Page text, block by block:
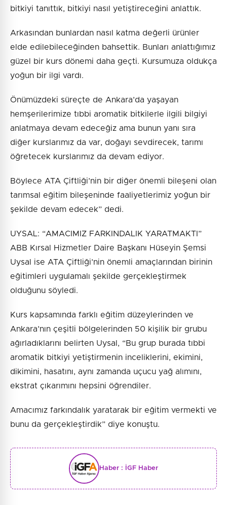
bitkiyi tanıttık, bitkiyi nasıl yetiştireceğini anlattık.
Arkasından bunlardan nasıl katma değerli ürünler
elde edilebileceğinden bahsettik. Bunları anlattığımız
güzel bir kurs dönemi daha geçti. Kursumuza oldukça
yoğun bir ilgi vardı.
Önümüzdeki süreçte de Ankara’da yaşayan
hemşerilerimize tıbbi aromatik bitkilerle ilgili bilgiyi
anlatmaya devam edeceğiz ama bunun yanı sıra
diğer kurslarımız da var, doğayı sevdirecek, tarımı
öğretecek kurslarımız da devam ediyor.
Böylece ATA Çiftliği’nin bir diğer önemli bileşeni olan
tarımsal eğitim bileşeninde faaliyetlerimiz yoğun bir
şekilde devam edecek” dedi.
UYSAL: “AMACIMIZ FARKINDALIK YARATMAKTI”
ABB Kırsal Hizmetler Daire Başkanı Hüseyin Şemsi
Uysal ise ATA Çiftliği’nin önemli amaçlarından birinin
eğitimleri uygulamalı şekilde gerçekleştirmek
olduğunu söyledi.
Kurs kapsamında farklı eğitim düzeylerinden ve
Ankara’nın çeşitli bölgelerinden 50 kişilik bir grubu
ağırladıklarını belirten Uysal, “Bu grup burada tıbbi
aromatik bitkiyi yetiştirmenin inceliklerini, ekimini,
dikimini, hasatını, aynı zamanda uçucu yağ alımını,
ekstrat çıkarımını hepsini öğrendiler.
Amacımız farkındalık yaratarak bir eğitim vermekti ve
bunu da gerçekleştirdik” diye konuştu.
Haber : İGF Haber